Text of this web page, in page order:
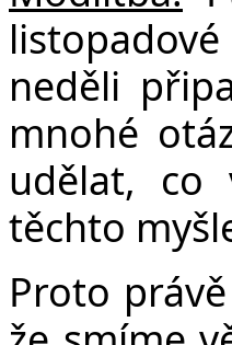
neděli
mnohé
udělat, co
těchto
Proto